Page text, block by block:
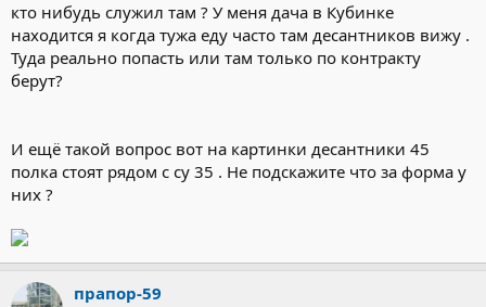
кто нибудь служил там ? У меня дача в Кубинке
находится я когда тужа еду часто там десантников вижу .
Туда реально попасть или там только по контракту
берут?
И ещё такой вопрос вот на картинки десантники 45
полка стоят рядом с су 35 . Не подскажите что за форма у
них ?
прапор-59